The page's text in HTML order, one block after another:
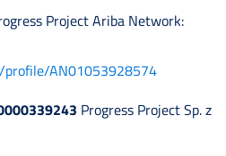
Project Ariba Network:
profile/AN01053928574
Progress Project Sp. z